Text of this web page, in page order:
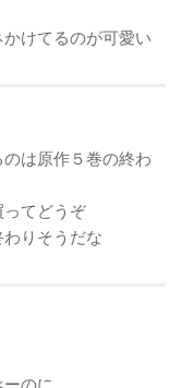
けてるのが可愛い
は原作５巻の終わ
てどうぞ
りそうだな